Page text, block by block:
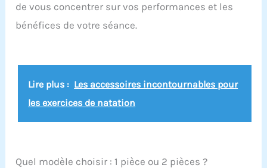
jarretelles, collants, etc. Vous pouvez ajuster
elles peuvent également être utilisées pour des
la grande taille est de 12 mm et le diamètre
de vous concentrer sur vos performances et les
bénéfices de votre séance.
Lire plus : Les accessoires incontournables pour
les exercices de natation
Quel modèle choisir : 1 pièce ou 2 pièces ?